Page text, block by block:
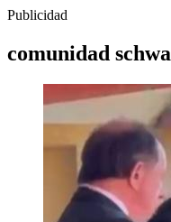
Publicidad
comunidad